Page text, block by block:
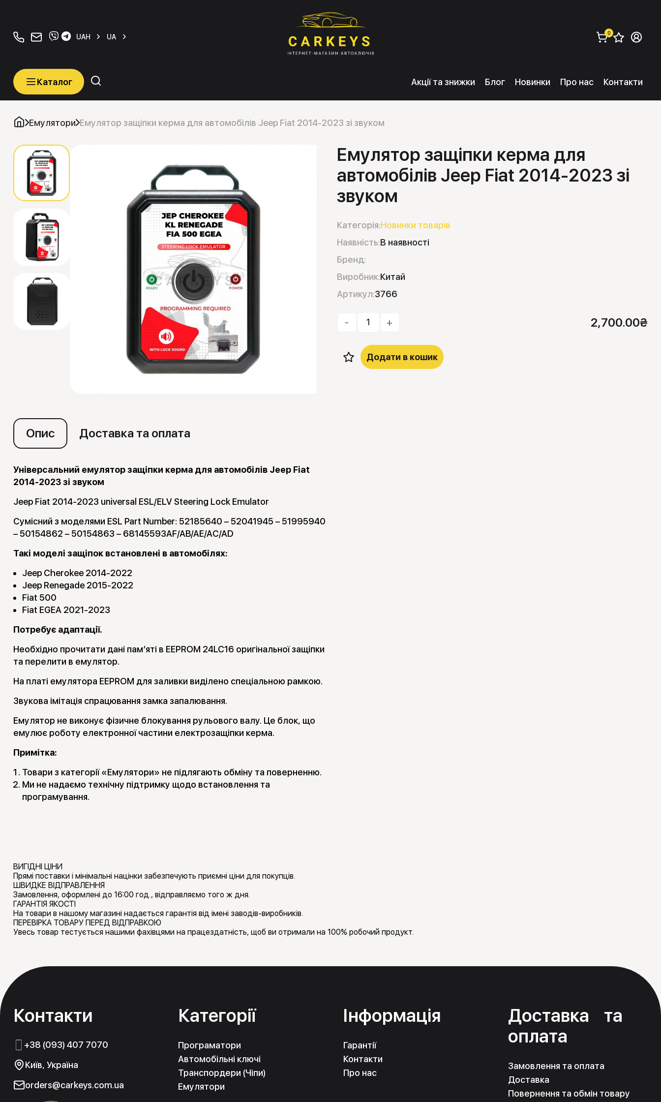
+380934077070
orders@carkeys.com.ua
UAH UA замовити (
0
Каталог
Каталог
Автомобільні ключі
Транспордери (Чіпи)
Програматори
Емулятори
Акції та знижки Блог Новинки Про нас Контакти
Емулятори Емулятор защіпки керма для автомобілів Jeep Fiat 2014-2023 зі звуком
Емулятор защіпки керма для
автомобілів Jeep Fiat 2014-2023 зі
звуком
Категорія:Новинки товарів
Наявність:В наявності
Бренд:
Виробник:Китай
Артикул:3766
- + 2,700.00₴
Додати в кошик
Опис Доставка та оплата
Універсальний емулятор защіпки керма для автомобілів Jeep Fiat
2014-2023 зі звуком
Jeep Fiat 2014-2023 universal ESL/ELV Steering Lock Emulator
Сумісний з моделями ESL Part Number: 52185640 – 52041945 – 51995940
– 50154862 – 50154863 – 68145593AF/AB/AE/AC/AD
Такі моделі защіпок встановлені в автомобілях:
Jeep Cherokee 2014-2022
Jeep Renegade 2015-2022
Fiat 500
Fiat EGEA 2021-2023
Потребує адаптації.
Необхідно прочитати дані пам’яті в EEPROM 24LC16 оригінальної защіпки
та перелити в емулятор.
На платі емулятора EEPROM для заливки виділено спеціальною рамкою.
Звукова імітація спрацювання замка запалювання.
Емулятор не виконує фізичне блокування рульового валу. Це блок, що
емулює роботу електронної частини електрозащіпки керма.
Примітка:
Товари з категорії «Емулятори» не підлягають обміну та поверненню.
Ми не надаємо технічну підтримку щодо встановлення та
програмування.
ВИГІДНІ ЦІНИ
Прямі поставки і мінімальні націнки забезпечують приємні ціни для покупців.
ШВИДКЕ ВІДПРАВЛЕННЯ
Замовлення, оформлені до 16:00 год., відправляємо того ж дня.
ГАРАНТІЯ ЯКОСТІ
На товари в нашому магазині надається гарантія від імені заводів-виробників.
ПЕРЕВІРКА ТОВАРУ ПЕРЕД ВІДПРАВКОЮ
Увесь товар тестується нашими фахівцями на працездатність, щоб ви отримали на 100% робочий продукт.
Контакти
+38 (093) 407 7070
Київ, Україна
orders@carkeys.com.ua
Категорії
Програматори
Автомобільні ключі
Транспордери (Чіпи)
Емулятори
Інформація
Гарантії
Контакти
Про нас
Доставка та
оплата
Замовлення та оплата
Доставка
Повернення та обмін товару